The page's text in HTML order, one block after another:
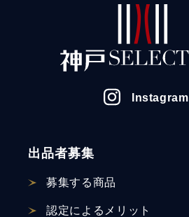
Instagram
出品者募集
募集する商品
認定による メリット